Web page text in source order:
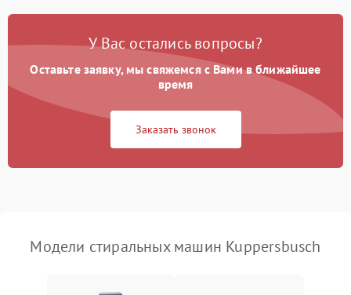
Замена платы управления 2200 ₽ Подробнее →
У Вас остались вопросы?
Оставьте заявку, мы свяжемся с Вами в ближайшее
время
Заказать звонок
Модели стиральных машин Kuppersbusch